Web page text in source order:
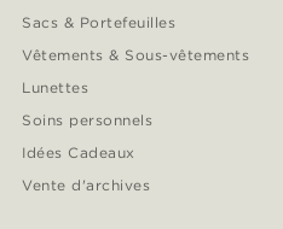
Sacs & Portefeuilles
Vêtements & Sous-vêtements
Lunettes
Soins personnels
Idées Cadeaux
Vente d'archives